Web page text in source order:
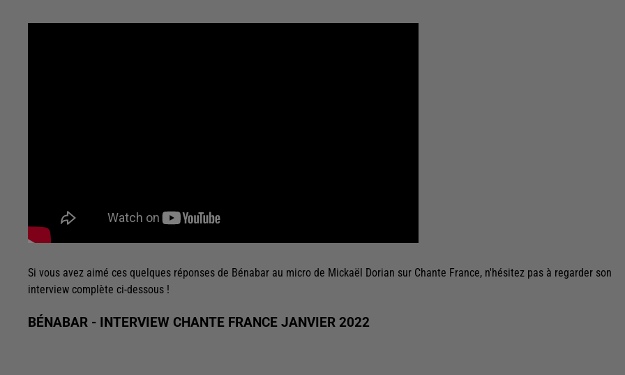
Si vous avez aimé ces quelques réponses de Bénabar au micro de Mickaël Dorian sur Chante France, n'hésitez pas à regarder son
interview complète ci-dessous !
BÉNABAR - INTERVIEW CHANTE FRANCE JANVIER 2022